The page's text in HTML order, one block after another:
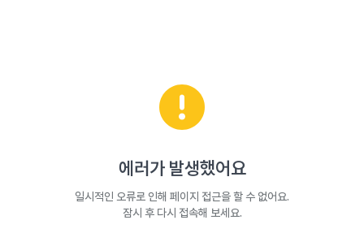
에러가 발생했어요
일시적인 오류로 인해 페이지 접근을 할 수 없어요.
잠시 후 다시 접속해 보세요.